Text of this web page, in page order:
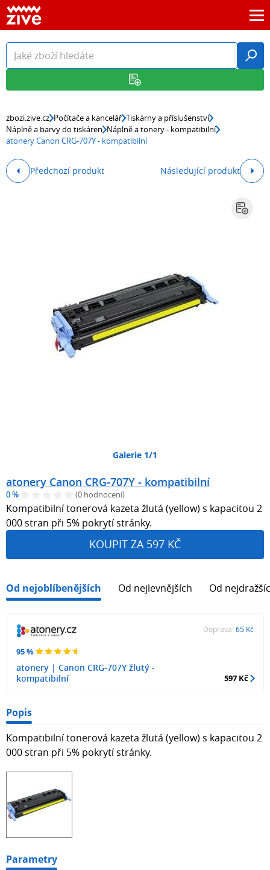
zbozi.zive.cz Počítače a kancelář Tiskárny a příslušenství
Náplně a barvy do tiskáren Náplně a tonery - kompatibilní
atonery Canon CRG-707Y - kompatibilní
Předchozí produkt Následující produkt
Galerie 1/1
atonery Canon CRG-707Y - kompatibilní
0 % (0 hodnocení)
Kompatibilní tonerová kazeta žlutá (yellow) s kapacitou 2
000 stran při 5% pokrytí stránky.
KOUPIT ZA 597 KČ
Od nejoblíbenějších Od nejlevnějších Od
95 %
atonery | Canon CRG-707Y žlutý -
kompatibilní
Doprava: 65 Kč
597 Kč
Popis
Kompatibilní tonerová kazeta žlutá (yellow) s kapacitou 2
000 stran při 5% pokrytí stránky.
Parametry